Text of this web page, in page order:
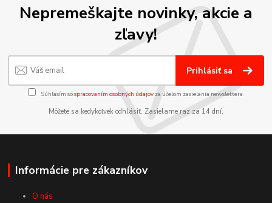
Nepremeškajte novinky, akcie a
zľavy!
Prihlásiť sa
Súhlasím sospracovaním osobných údajov za účelom zasielania newslettera.
Môžete sa kedykoľvek odhlásiť. Zasielame raz za 14 dní.
Informácie pre zákazníkov
O nás